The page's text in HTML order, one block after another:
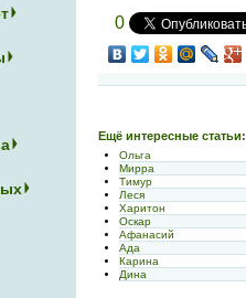
0
Ещё интересные статьи:
Ольга
Мирра
Тимур
Леся
Харитон
Оскар
Афанасий
Ада
Карина
Дина